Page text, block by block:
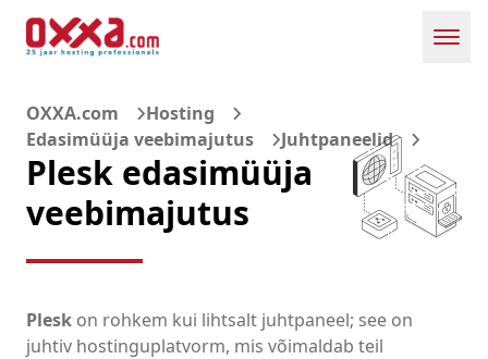
OXXA.com
Hosting
Edasimüüja veebimajutus
Juhtpaneelid
Plesk edasimüüja
veebimajutus
Plesk on rohkem kui lihtsalt juhtpaneel; see on
juhtiv hostinguplatvorm, mis võimaldab teil